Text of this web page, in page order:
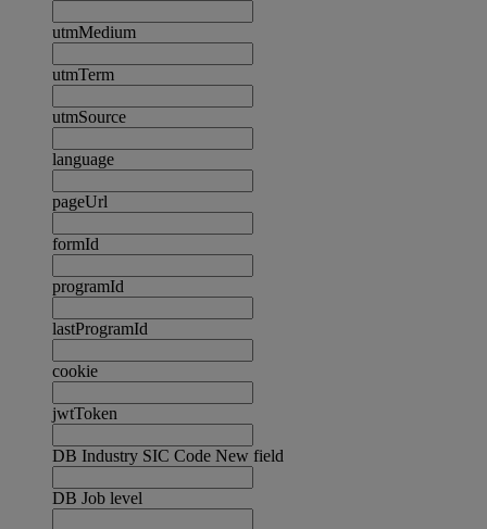
utmMedium
utmTerm
utmSource
language
pageUrl
formId
programId
lastProgramId
cookie
jwtToken
DB Industry SIC Code New field
DB Job level